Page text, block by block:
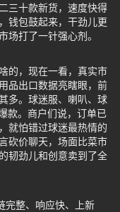
三十款新货，速度快得
钱包鼓起来，干劲儿更
场打了一针强心剂。
的，现在一看，真实市
品出口数据亮瞎眼，前
多。球迷服、喇叭、球
款。商户们说，订单已
就怕错过球迷最热情的
砍价聊天，场面比菜市
韧劲儿和创意卖到了全
完整、响应快、上新